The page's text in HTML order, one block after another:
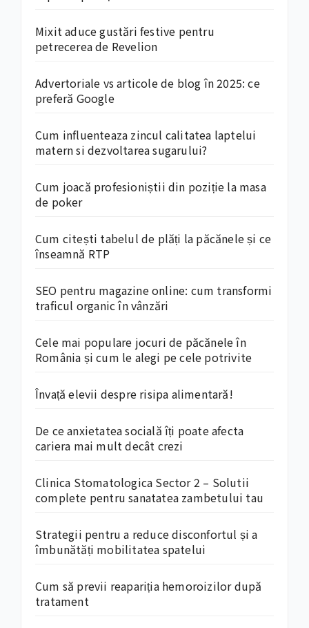
Mixit aduce gustări festive pentru
petrecerea de Revelion
Advertoriale vs articole de blog în 2025: ce
preferă Google
Cum influenteaza zincul calitatea laptelui
matern si dezvoltarea sugarului?
Cum joacă profesioniștii din poziție la masa
de poker
Cum citești tabelul de plăți la păcănele și ce
înseamnă RTP
SEO pentru magazine online: cum transformi
traficul organic în vânzări
Cele mai populare jocuri de păcănele în
România și cum le alegi pe cele potrivite
Învață elevii despre risipa alimentară!
De ce anxietatea socială îți poate afecta
cariera mai mult decât crezi
Clinica Stomatologica Sector 2 – Solutii
complete pentru sanatatea zambetului tau
Strategii pentru a reduce disconfortul și a
îmbunătăți mobilitatea spatelui
Cum să previi reapariția hemoroizilor după
tratament